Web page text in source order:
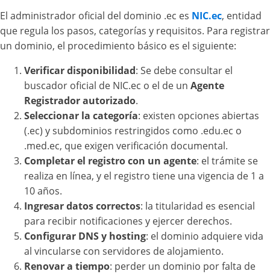
El administrador oficial del dominio .ec es NIC.ec, entidad
que regula los pasos, categorías y requisitos. Para registrar
un dominio, el procedimiento básico es el siguiente:
Verificar disponibilidad: Se debe consultar el
buscador oficial de NIC.ec o el de un Agente
Registrador autorizado.
Seleccionar la categoría: existen opciones abiertas
(.ec) y subdominios restringidos como .edu.ec o
.med.ec, que exigen verificación documental.
Completar el registro con un agente: el trámite se
realiza en línea, y el registro tiene una vigencia de 1 a
10 años.
Ingresar datos correctos: la titularidad es esencial
para recibir notificaciones y ejercer derechos.
Configurar DNS y hosting: el dominio adquiere vida
al vincularse con servidores de alojamiento.
Renovar a tiempo: perder un dominio por falta de